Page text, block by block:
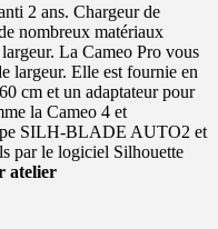
2 ans. Chargeur de
nombreux matériaux
La Cameo Pro vous
largeur. Elle est fournie en
cm et un adaptateur pour
la Cameo 4 et
SILH-BLADE AUTO2 et
par le logiciel Silhouette
atelier